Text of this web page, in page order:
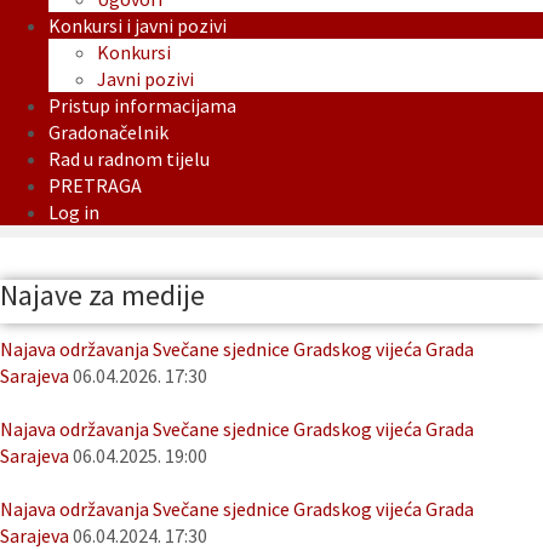
Konkursi i javni pozivi
Konkursi
Javni pozivi
Pristup informacijama
Gradonačelnik
Rad u radnom tijelu
PRETRAGA
Log in
Najave za medije
Najava održavanja Svečane sjednice Gradskog vijeća Grada
Sarajeva 06.04.2026. 17:30
Najava održavanja Svečane sjednice Gradskog vijeća Grada
Sarajeva 06.04.2025. 19:00
Najava održavanja Svečane sjednice Gradskog vijeća Grada
Sarajeva 06.04.2024. 17:30